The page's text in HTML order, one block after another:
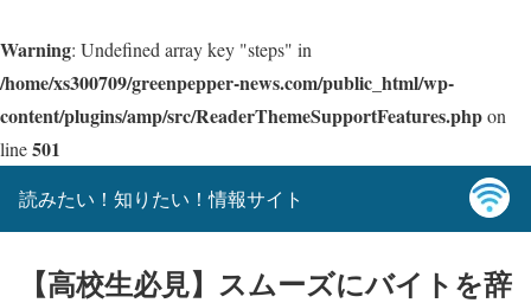
Warning: Undefined array key "steps" in
/home/xs300709/greenpepper-news.com/public_html/wp-
content/plugins/amp/src/ReaderThemeSupportFeatures.phpon
line501
読みたい！知りたい！情報サイト
【高校生必見】スムーズにバイトを辞